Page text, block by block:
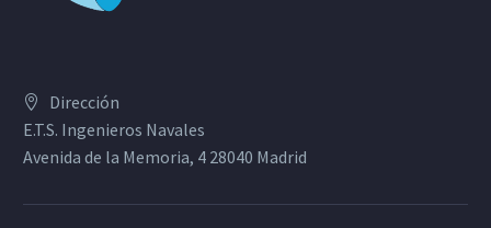
Dirección
E.T.S. Ingenieros Navales
Avenida de la Memoria, 4 28040 Madrid